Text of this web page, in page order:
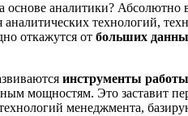
основе аналитики?
аналитических технологий,
откажутся от больших
инструменты
мощностям. Это заставит
менеджмента,